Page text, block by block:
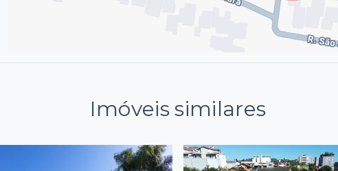
Imóveis similares